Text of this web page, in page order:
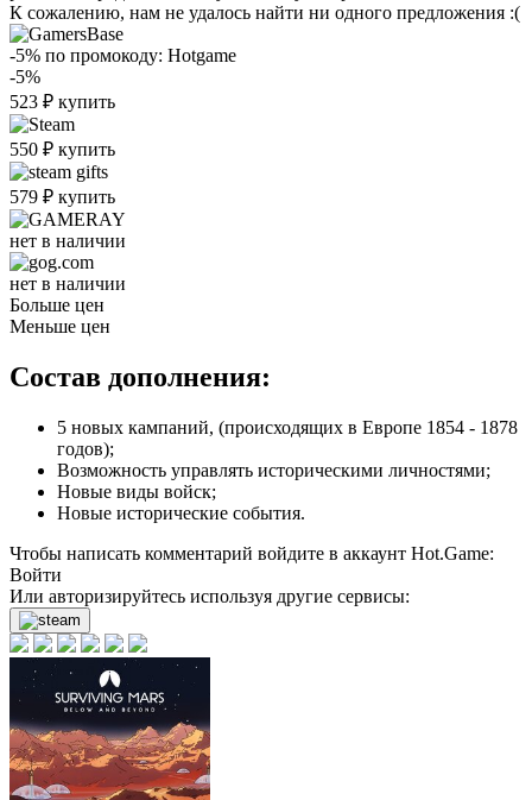
К сожалению, нам не удалось найти ни одного предложения :(
-5% по промокоду: Hotgame
-5%
523 ₽ купить
550 ₽ купить
579 ₽ купить
нет в наличии
нет в наличии
Больше цен
Меньше цен
Состав дополнения:
5 новых кампаний, (происходящих в Европе 1854 - 1878
годов);
Возможность управлять историческими личностями;
Новые виды войск;
Новые исторические события.
Чтобы написать комментарий войдите в аккаунт Hot.Game:
Войти
Или авторизируйтесь используя другие сервисы: